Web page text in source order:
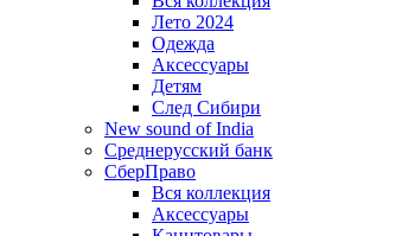
Лето 2024
Одежда
Аксессуары
Детям
След Сибири
New sound of India
Среднерусский банк
СберПраво
Вся коллекция
Аксессуары